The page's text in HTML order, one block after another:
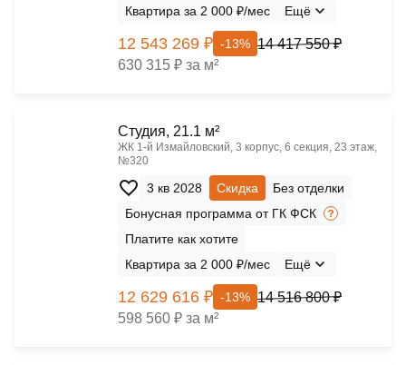
Квартира за 2 000 ₽/мес
Ещё
12 543 269 ₽ -13% 14 417 550 ₽
630 315 ₽ за м²
Cтудия, 21.1 м²
ЖК 1‑й Измайловский, 3 корпус, 6 секция, 23 этаж,
№320
3 кв 2028 Скидка
Без отделки
Бонусная программа от ГК ФСК
Платите как хотите
Квартира за 2 000 ₽/мес
Ещё
12 629 616 ₽ -13% 14 516 800 ₽
598 560 ₽ за м²